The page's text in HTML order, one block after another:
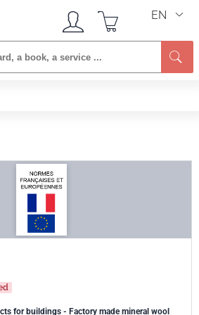
EN
for buildings - Factory made mineral wool